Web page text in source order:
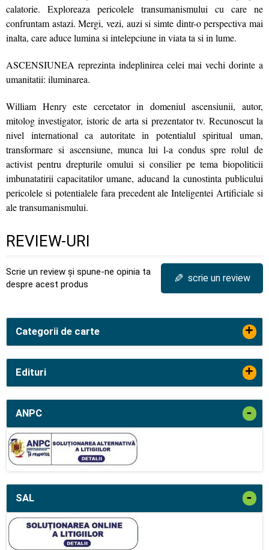
Categorii de carte +
Edituri +
ANPC -
SAL -
calatorie. Exploreaza pericolele transumanismului cu care ne
confruntam astazi. Mergi, vezi, auzi si simte dintr-o perspectiva mai
inalta, care aduce lumina si intelepciune in viata ta si in lume.
ASCENSIUNEA reprezinta indeplinirea celei mai vechi dorinte a
umanitatii: iluminarea.
William Henry este cercetator in domeniul ascensiunii, autor,
mitolog investigator, istoric de arta si prezentator tv. Recunoscut la
nivel international ca autoritate in potentialul spiritual uman,
transformare si ascensiune, munca lui l-a condus spre rolul de
activist pentru drepturile omului si consilier pe tema biopoliticii
imbunatatirii capacitatilor umane, aducand la cunostinta publicului
pericolele si potentialele fara precedent ale Inteligentei Artificiale si
ale transumanismului.
REVIEW-URI
Scrie un review și spune-ne opinia ta
despre acest produs
✎ scrie un review